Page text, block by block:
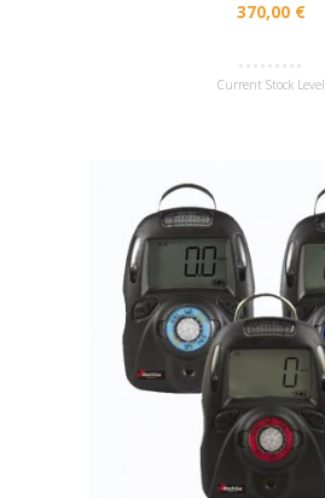
370,00 €
Current Stock Level